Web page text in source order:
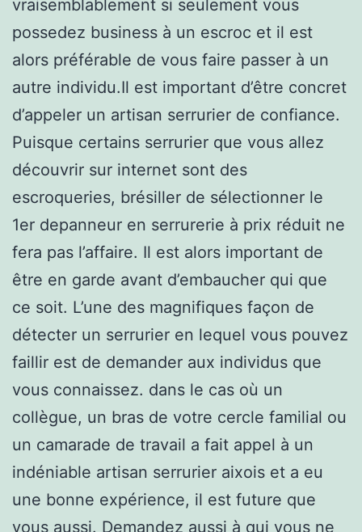
vraisemblablement si seulement vous
possedez business à un escroc et il est
alors préférable de vous faire passer à un
autre individu.Il est important d’être concret
d’appeler un artisan serrurier de confiance.
Puisque certains serrurier que vous allez
découvrir sur internet sont des
escroqueries, brésiller de sélectionner le
1er depanneur en serrurerie à prix réduit ne
fera pas l’affaire. Il est alors important de
être en garde avant d’embaucher qui que
ce soit. L’une des magnifiques façon de
détecter un serrurier en lequel vous pouvez
faillir est de demander aux individus que
vous connaissez. dans le cas où un
collègue, un bras de votre cercle familial ou
un camarade de travail a fait appel à un
indéniable artisan serrurier aixois et a eu
une bonne expérience, il est future que
vous aussi. Demandez aussi à qui vous ne